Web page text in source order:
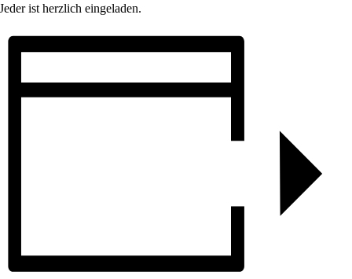
Jeder ist herzlich eingeladen.